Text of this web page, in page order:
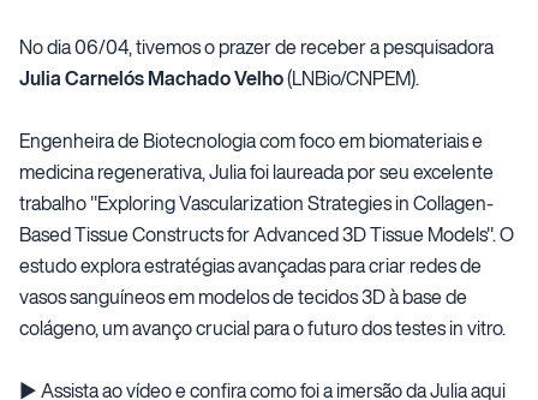
No dia 06/04, tivemos o prazer de receber a pesquisadora
Julia Carnelós Machado Velho(LNBio/CNPEM).
Engenheira de Biotecnologia com foco em biomateriais e
medicina regenerativa, Julia foi laureada por seu excelente
trabalho "Exploring Vascularization Strategies in Collagen-
Based Tissue Constructs for Advanced 3D Tissue Models". O
estudo explora estratégias avançadas para criar redes de
vasos sanguíneos em modelos de tecidos 3D à base de
colágeno, um avanço crucial para o futuro dos testes in vitro.
▶️ Assista ao vídeo e confira como foi a imersão da Julia aqui